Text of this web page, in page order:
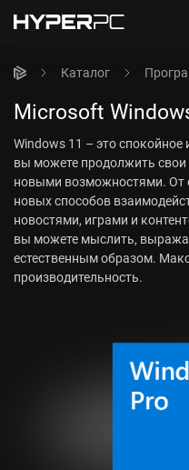
Каталог
Microsoft
Windows 11 – это спокойное
вы можете продолжить свои
новыми возможностями. От
новых способов
новостями, играми и
вы можете мыслить,
естественным образом.
производительность.